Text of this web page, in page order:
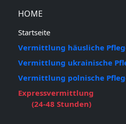
HOME
Startseite
Vermittlung häusliche
Vermittlung ukrainische
Vermittlung polnische
Expressvermittlung
(24-48 Stunden)